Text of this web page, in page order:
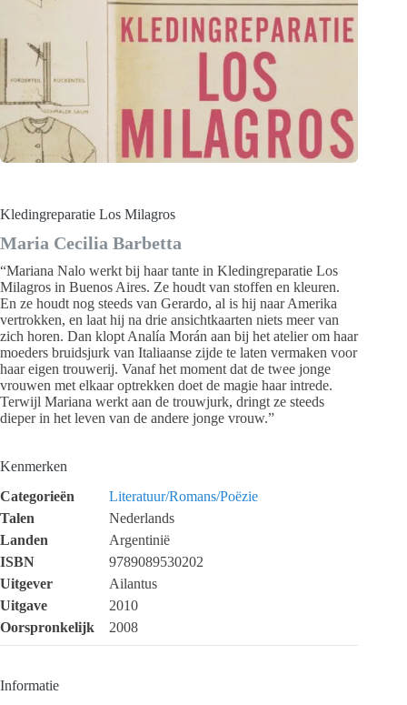
Kledingreparatie Los Milagros
Maria Cecilia Barbetta
“Mariana Nalo werkt bij haar tante in Kledingreparatie Los
Milagros in Buenos Aires. Ze houdt van stoffen en kleuren.
En ze houdt nog steeds van Gerardo, al is hij naar Amerika
vertrokken, en laat hij na drie ansichtkaarten niets meer van
zich horen. Dan klopt Analía Morán aan bij het atelier om haar
moeders bruidsjurk van Italiaanse zijde te laten vermaken voor
haar eigen trouwerij. Vanaf het moment dat de twee jonge
vrouwen met elkaar optrekken doet de magie haar intrede.
Terwijl Mariana werkt aan de trouwjurk, dringt ze steeds
dieper in het leven van de andere jonge vrouw.”
Kenmerken
Categorieën
Literatuur/Romans/Poëzie
Talen
Nederlands
Landen
Argentinië
ISBN
9789089530202
Uitgever
Ailantus
Uitgave
2010
Oorspronkelijk
2008
Informatie